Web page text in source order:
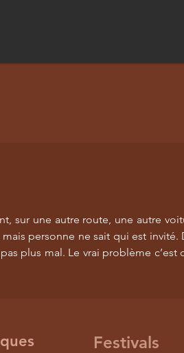
sur une autre route, une autre
personne ne sait qui est invité.
plus mal. Le vrai problème c’est
Festivals